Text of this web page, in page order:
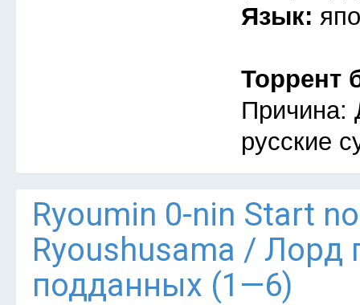
Язык:
Торрент
Причина:
русские
Ryoumin 0-nin Start
Ryoushusama / Лорд
подданных (1—6)